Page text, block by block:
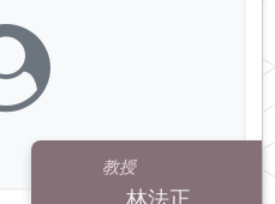
教授
林法正